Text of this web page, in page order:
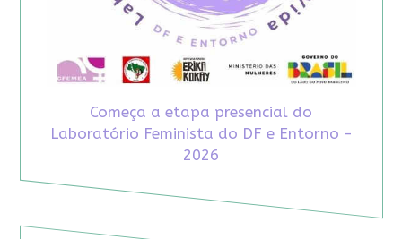
Começa a etapa presencial do
Laboratório Feminista do DF e Entorno -
2026